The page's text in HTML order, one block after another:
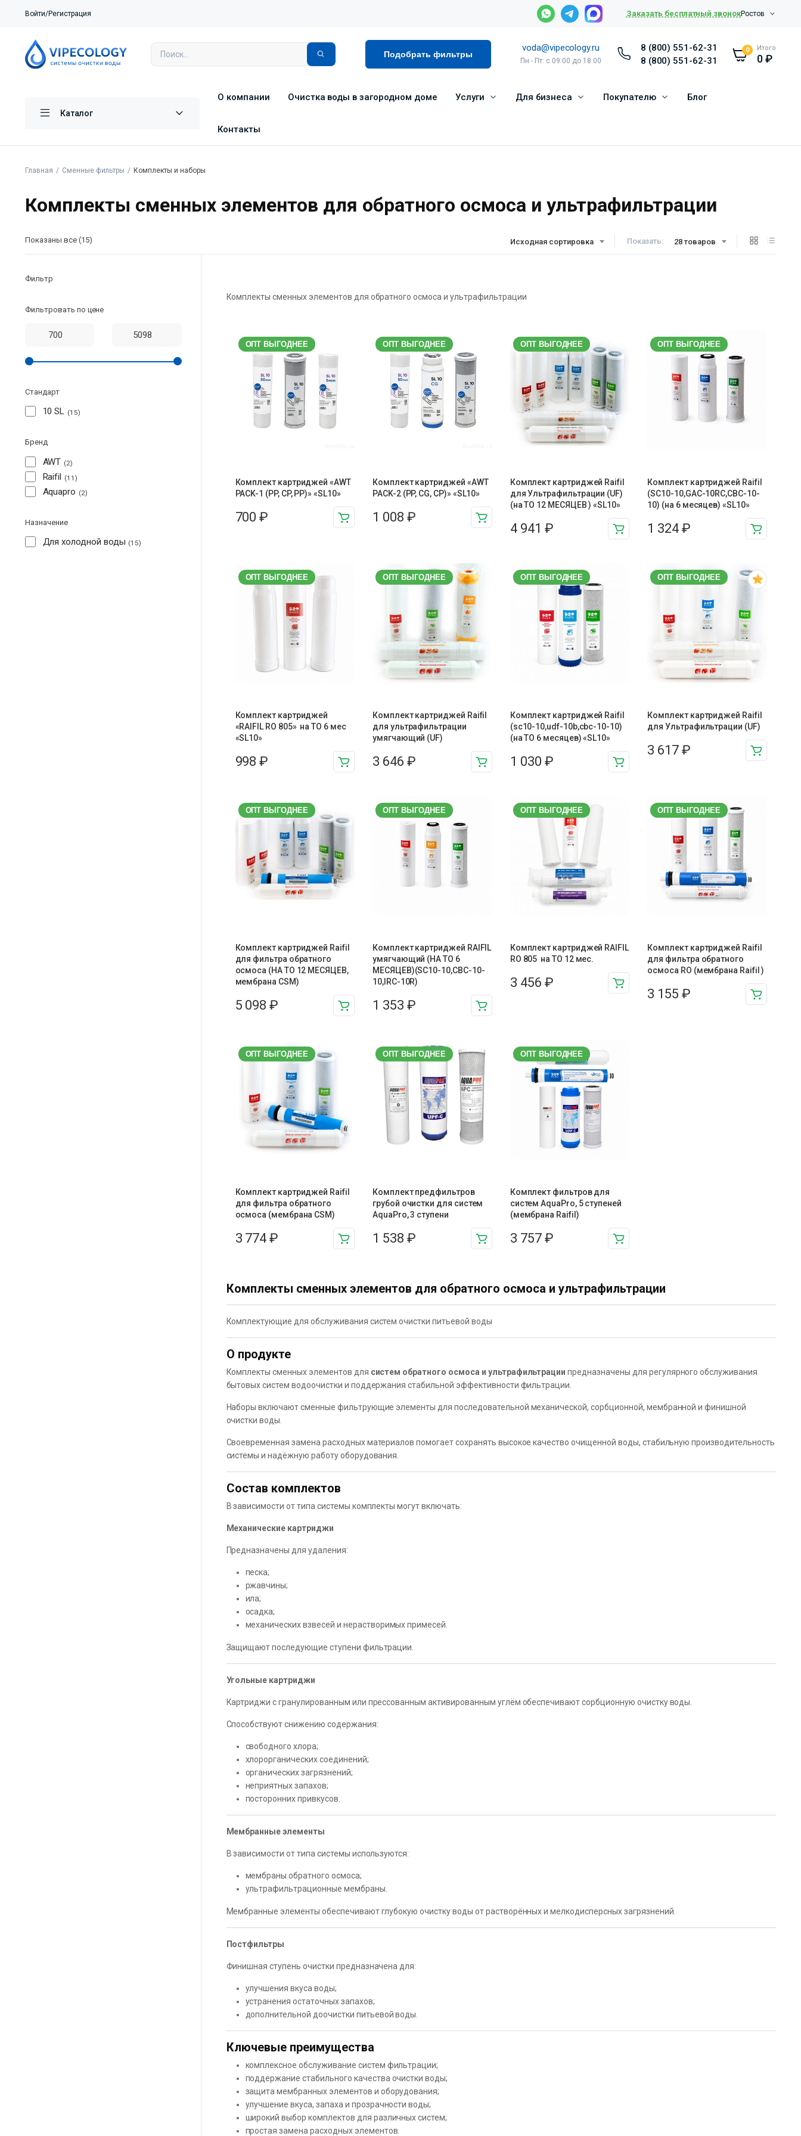
Войти/Регистрация Заказать бесплатный звонокРостов
Подобрать фильтры
voda@vipecology.ru
Пн - Пт: с 09:00 до 18:00
8 (800) 551-62-31
8 (800) 551-62-31
0 Итого
0₽
Каталог
О компании Очистка воды в загородном доме Услуги Для бизнеса Покупателю Блог
Контакты
Главная Сменные фильтры Комплекты и наборы
Комплекты сменных элементов для обратного осмоса и ультрафильтрации
Исходная сортировка Показать: 28 товаров
Показаны все (15)
Комплекты сменных элементов для обратного осмоса и ультрафильтрации
ОПТ ВЫГОДНЕЕ
Комплект картриджей «AWT
PACK-1 (PP, CP, PP)» «SL10»
700₽
ОПТ ВЫГОДНЕЕ
Комплект картриджей «AWT
PACK-2 (PP, CG, CP)» «SL10»
1 008 ₽
ОПТ ВЫГОДНЕЕ
Комплект картриджей Raifil
для Ультрафильтрации (UF)
(на ТО 12 МЕСЯЦЕВ ) «SL10»
4 941 ₽
ОПТ ВЫГОДНЕЕ
Комплект картриджей Raifil
(SC10-10,GAC-10RC,CBC-10-
10) (на 6 месяцев) «SL10»
1 324₽
ОПТ ВЫГОДНЕЕ
Комплект картриджей
«RAIFIL RO 805» на ТО 6 мес
«SL10»
998₽
ОПТ ВЫГОДНЕЕ
Комплект картриджей Raifil
для ультрафильтрации
умягчающий (UF)
3 646 ₽
ОПТ ВЫГОДНЕЕ
Комплект картриджей Raifil
(sc10-10,udf-10b,cbc-10-10)
(на ТО 6 месяцев) «SL10»
1 030 ₽
ОПТ ВЫГОДНЕЕ
Комплект картриджей Raifil
для Ультрафильтрации (UF)
3 617₽
ОПТ ВЫГОДНЕЕ
Комплект картриджей Raifil
для фильтра обратного
осмоса (НА ТО 12 МЕСЯЦЕВ,
мембрана CSM)
5 098₽
ОПТ ВЫГОДНЕЕ
Комплект картриджей RAIFIL
умягчающий (НА ТО 6
МЕСЯЦЕВ)(SC10-10,CBC-10-
10,IRC-10R)
1 353 ₽
ОПТ ВЫГОДНЕЕ
Комплект картриджей RAIFIL
RO 805 на ТО 12 мес.
3 456 ₽
ОПТ ВЫГОДНЕЕ
Комплект картриджей Raifil
для фильтра обратного
осмоса RO (мембрана Raifil )
3 155₽
ОПТ ВЫГОДНЕЕ
Комплект картриджей Raifil
для фильтра обратного
осмоса (мембрана CSM)
3 774₽
ОПТ ВЫГОДНЕЕ
Комплект предфильтров
грубой очистки для систем
AquaPro, 3 ступени
1 538 ₽
ОПТ ВЫГОДНЕЕ
Комплект фильтров для
систем AquaPro, 5 ступеней
(мембрана Raifil)
3 757 ₽
Комплекты сменных элементов для обратного осмоса и ультрафильтрации
Комплектующие для обслуживания систем очистки питьевой воды
О продукте
Комплекты сменных элементов для систем обратного осмоса и ультрафильтрации предназначены для регулярного обслуживания
бытовых систем водоочистки и поддержания стабильной эффективности фильтрации.
Наборы включают сменные фильтрующие элементы для последовательной механической, сорбционной, мембранной и финишной
очистки воды.
Своевременная замена расходных материалов помогает сохранять высокое качество очищенной воды, стабильную производительность
системы и надёжную работу оборудования.
Состав комплектов
В зависимости от типа системы комплекты могут включать:
Механические картриджи
Предназначены для удаления:
песка;
ржавчины;
ила;
осадка;
механических взвесей и нерастворимых примесей.
Защищают последующие ступени фильтрации.
Угольные картриджи
Картриджи с гранулированным или прессованным активированным углём обеспечивают сорбционную очистку воды.
Способствуют снижению содержания:
свободного хлора;
хлорорганических соединений;
органических загрязнений;
неприятных запахов;
посторонних привкусов.
Мембранные элементы
В зависимости от типа системы используются:
мембраны обратного осмоса;
ультрафильтрационные мембраны.
Мембранные элементы обеспечивают глубокую очистку воды от растворённых и мелкодисперсных загрязнений.
Постфильтры
Финишная ступень очистки предназначена для:
улучшения вкуса воды;
устранения остаточных запахов;
дополнительной доочистки питьевой воды.
Ключевые преимущества
комплексное обслуживание систем фильтрации;
поддержание стабильного качества очистки воды;
защита мембранных элементов и оборудования;
улучшение вкуса, запаха и прозрачности воды;
широкий выбор комплектов для различных систем;
простая замена расходных элементов.
Фильтр
Фильтровать по цене
Стандарт
10 SL 15
Бренд
AWT 2
Raifil 11
Aquapro 2
Назначение
Для холодной воды 15